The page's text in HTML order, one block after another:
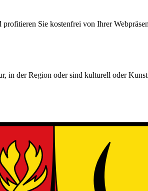
Sie kostenfrei von Ihrer
in der Region oder sind kulturell oder